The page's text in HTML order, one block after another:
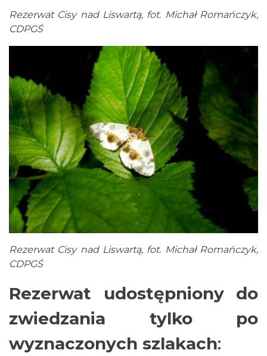
Rezerwat Cisy nad Liswartą, fot. Michał Romańczyk,
CDPGŚ
Rezerwat Cisy nad Liswartą, fot. Michał Romańczyk,
CDPGŚ
Rezerwat udostępniony do
zwiedzania tylko po
wyznaczonych szlakach: